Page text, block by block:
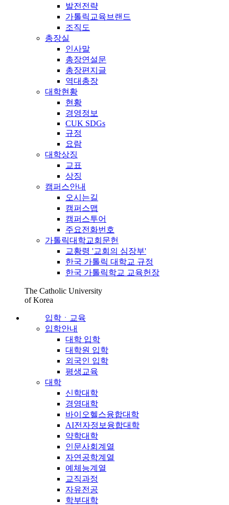
발전전략
가톨릭교육브랜드
조직도
총장실
인사말
총장연설문
총장편지글
역대총장
대학현황
현황
경영정보
CUK SDGs
규정
요람
대학상징
교표
상징
캠퍼스안내
오시는길
캠퍼스맵
캠퍼스투어
주요전화번호
가톨릭대학교회문헌
교황령 '교회의 심장부'
한국 가톨릭 대학교 규정
한국 가톨릭학교 교육헌장
The Catholic University
of Korea
입학ㆍ교육
입학안내
대학 입학
대학원 입학
외국인 입학
평생교육
대학
신학대학
경영대학
바이오헬스융합대학
AI전자정보융합대학
약학대학
인문사회계열
자연공학계열
예체능계열
교직과정
자유전공
학부대학